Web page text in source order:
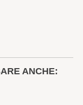
ANCHE: